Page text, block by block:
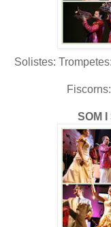
Solistes:
SOM